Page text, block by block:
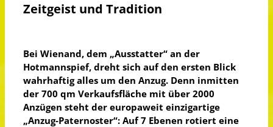
Zeitgeist und Tradition
Bei Wienand, dem „Ausstatter“ an der
Hotmannspief, dreht sich auf den ersten Blick
wahrhaftig alles um den Anzug. Denn inmitten
der 700 qm Verkaufsfläche mit über 2000
Anzügen steht der europaweit einzigartige
„Anzug-Paternoster“: Auf 7 Ebenen rotiert eine